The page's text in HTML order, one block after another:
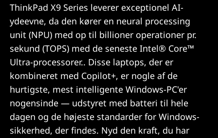
ThinkPad X9 Series leverer exceptionel AI-
ydeevne, da den kører en neural processing
unit (NPU) med op til billioner operationer pr.
sekund (TOPS) med de seneste Intel® Core™
Ultra-processorer.. Disse laptops, der er
kombineret med Copilot+, er nogle af de
hurtigste, mest intelligente Windows-PC'er
nogensinde — udstyret med batteri til hele
dagen og de højeste standarder for Windows-
sikkerhed, der findes. Nyd den kraft, du har